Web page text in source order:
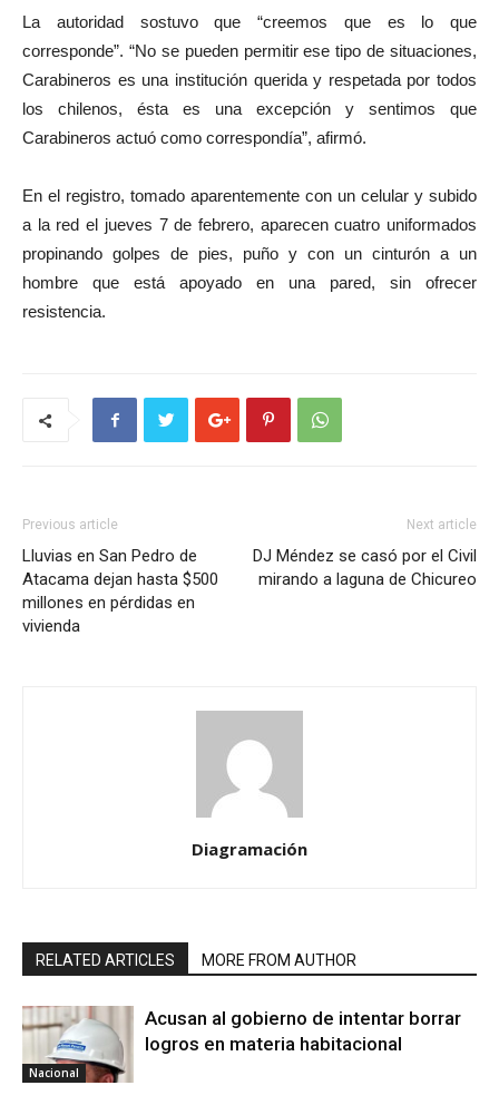
La autoridad sostuvo que “creemos que es lo que
corresponde”. “No se pueden permitir ese tipo de situaciones,
Carabineros es una institución querida y respetada por todos
los chilenos, ésta es una excepción y sentimos que
Carabineros actuó como correspondía”, afirmó.
En el registro, tomado aparentemente con un celular y subido
a la red el jueves 7 de febrero, aparecen cuatro uniformados
propinando golpes de pies, puño y con un cinturón a un
hombre que está apoyado en una pared, sin ofrecer
resistencia.
Previous article
Lluvias en San Pedro de
Atacama dejan hasta $500
millones en pérdidas en
vivienda
Next article
DJ Méndez se casó por el Civil
mirando a laguna de Chicureo
Diagramación
RELATED ARTICLES MORE FROM AUTHOR
Nacional
Acusan al gobierno de intentar borrar
logros en materia habitacional